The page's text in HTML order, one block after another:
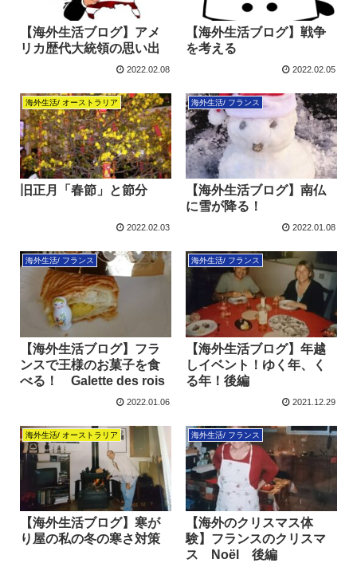
【海外生活ブログ】アメ
リカ歴代大統領の思い出
2022.02.08
【海外生活ブログ】戦争
を考える
2022.02.05
海外生活/ オーストラリア
旧正月「春節」と節分
2022.02.03
海外生活/ フランス
【海外生活ブログ】南仏
に雪が降る！
2022.01.08
海外生活/ フランス
【海外生活ブログ】フラ
ンスで王様のお菓子を食
べる！ Galette des rois
2022.01.06
海外生活/ フランス
【海外生活ブログ】年越
しイベント！ゆく年、く
る年！後編
2021.12.29
海外生活/ オーストラリア
【海外生活ブログ】寒が
り屋の私の冬の寒さ対策
海外生活/ フランス
【海外のクリスマス体
験】フランスのクリスマ
ス Noël 後編